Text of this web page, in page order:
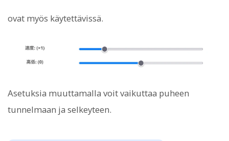
ovat myös käytettävissä.
Asetuksia muuttamalla voit vaikuttaa puheen
tunnelmaan ja selkeyteen.